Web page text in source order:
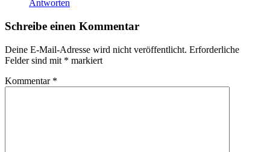
Antworten
Schreibe einen Kommentar
Deine E-Mail-Adresse wird nicht veröffentlicht. Erforderliche
Felder sind mit * markiert
Kommentar *